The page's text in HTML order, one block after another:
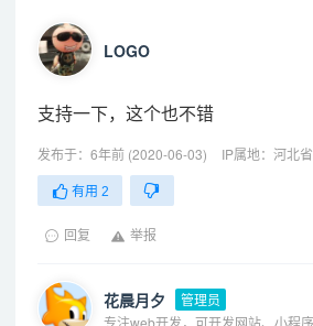
LOGO
支持一下，这个也不错
发布于：6年前 (2020-06-03) IP属地：河北省
有用 2
回复 举报
花晨月夕
管理员